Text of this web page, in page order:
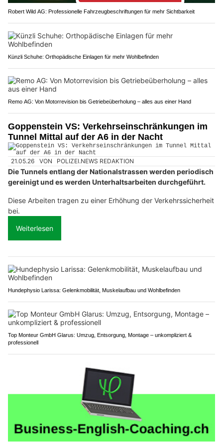
Robert Wild AG: Professionelle Fahrzeugbeschriftungen für mehr Sichtbarkeit
Künzli Schuhe: Orthopädische Einlagen für mehr Wohlbefinden
Remo AG: Von Motorrevision bis Getriebeüberholung – alles aus einer Hand
Goppenstein VS: Verkehrseinschränkungen im
Tunnel Mittal auf der A6 in der Nacht
21.05.26 VON POLIZEI.NEWS REDAKTION
Die Tunnels entlang der Nationalstrassen werden periodisch
gereinigt und es werden Unterhaltsarbeiten durchgeführt.
Diese Arbeiten tragen zu einer Erhöhung der Verkehrssicherheit
bei.
Weiterlesen
Hundephysio Larissa: Gelenkmobilität, Muskelaufbau und Wohlbefinden
Top Monteur GmbH Glarus: Umzug, Entsorgung, Montage – unkompliziert &
professionell